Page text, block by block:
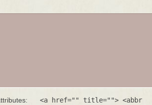
<a href="" title=""> <abbr